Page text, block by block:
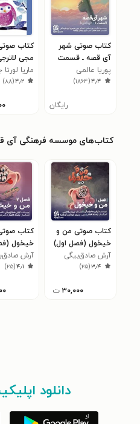
کتاب صوتی شهر
آی قصه ـ قسمت
اول: دایناماینا
پوریا عالمی
۴٫۴(۱۸۶۴)
رایگان
کتاب
مجی
معجزه‌
ماریا لورتا
۴٫۲(۸۸)
کتاب‌های موسسه فرهنگی آی
کتاب صوتی من و
خیخول (فصل اول)
آرش صادق‌بیگی
۳٫۴(۲۵)
۳۰,۰۰۰ ت
کتاب
خیخول
آرش
۴٫۱(۲۵)
دانلود